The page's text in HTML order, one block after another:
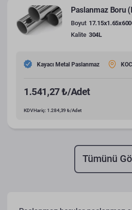
Paslanmaz Boru
Boyut
Kalite 304L
Kayacı Metal Paslanmaz
1.541,27 ₺/Adet
KDV Hariç: 1.284,39 ₺/Adet
Tümünü